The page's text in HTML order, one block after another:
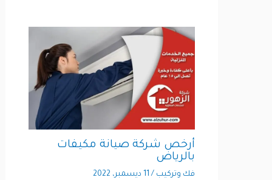
أرخص شركة صيانة مكيفات
بالرياض
فك وتركيب/11 ديسمبر، 2022